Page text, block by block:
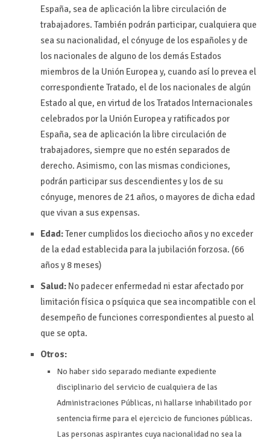
España, sea de aplicación la libre circulación de
trabajadores. También podrán participar, cualquiera que
sea su nacionalidad, el cónyuge de los españoles y de
los nacionales de alguno de los demás Estados
miembros de la Unión Europea y, cuando así lo prevea el
correspondiente Tratado, el de los nacionales de algún
Estado al que, en virtud de los Tratados Internacionales
celebrados por la Unión Europea y ratificados por
España, sea de aplicación la libre circulación de
trabajadores, siempre que no estén separados de
derecho. Asimismo, con las mismas condiciones,
podrán participar sus descendientes y los de su
cónyuge, menores de 21 años, o mayores de dicha edad
que vivan a sus expensas.
Edad:Tener cumplidos los dieciocho años y no exceder
de la edad establecida para la jubilación forzosa. (66
años y 8 meses)
Salud:No padecer enfermedad ni estar afectado por
limitación física o psíquica que sea incompatible con el
desempeño de funciones correspondientes al puesto al
que se opta.
Otros:
No haber sido separado mediante expediente
disciplinario del servicio de cualquiera de las
Administraciones Públicas, ni hallarse inhabilitado por
sentencia firme para el ejercicio de funciones públicas.
Las personas aspirantes cuya nacionalidad no sea la